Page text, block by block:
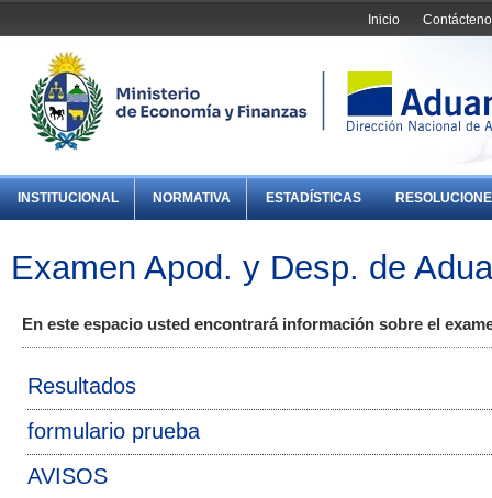
Inicio
INSTITUCIONAL NORMATIVA ESTADÍSTICAS
Examen Apod. y Desp. de
En este espacio usted encontrará información sobre el
Resultados
formulario prueba
AVISOS